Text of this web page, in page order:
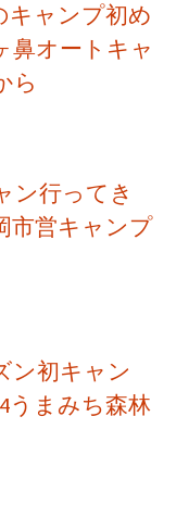
キャンプ初め
鼻オートキャ
ら
ン行ってき
市営キャンプ
ン初キャン
まみち森林